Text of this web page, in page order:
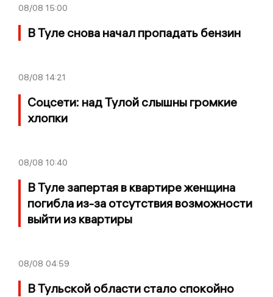
08/08 15:00
В Туле снова начал пропадать бензин
08/08 14:21
Соцсети: над Тулой слышны громкие
хлопки
08/08 10:40
В Туле запертая в квартире женщина
погибла из-за отсутствия возможности
выйти из квартиры
08/08 04:59
В Тульской области стало спокойно